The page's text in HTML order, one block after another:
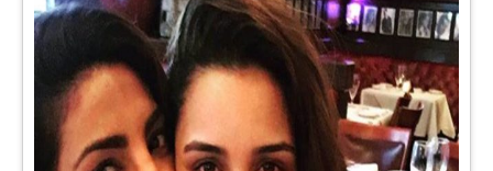
अब एक आइडिया बदलेगा हिमाचल के युवाओं की किस्मत, जानिए कैसे
हमीरपुर में अब एक आइडिया युवाओं की किस्मत बदलने जा रहा है। भारत
सरकार के स्टार्टअप मिशन के तहत सबंधित टीम मोबाइल वैन के जरिए पूरे
देश के कोने-कोने में घूमकर नए स्टार्ट अप स्थापित करने की चाह रखने
वाले युवाओं से संपर्क कर रही है।आगे पढ़ें